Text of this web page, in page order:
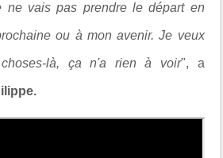
ne vais pas prendre le départ en
ou à mon avenir. Je veux
là, ça n'a rien à voir", a